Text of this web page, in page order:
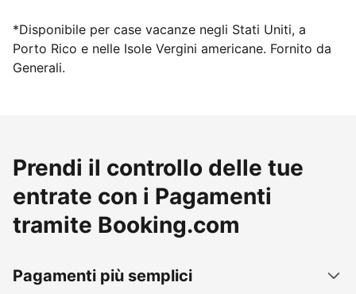
*Disponibile per case vacanze negli Stati Uniti, a
Porto Rico e nelle Isole Vergini americane. Fornito da
Generali.
Prendi il controllo delle tue
entrate con i Pagamenti
tramite Booking.com
Pagamenti più semplici